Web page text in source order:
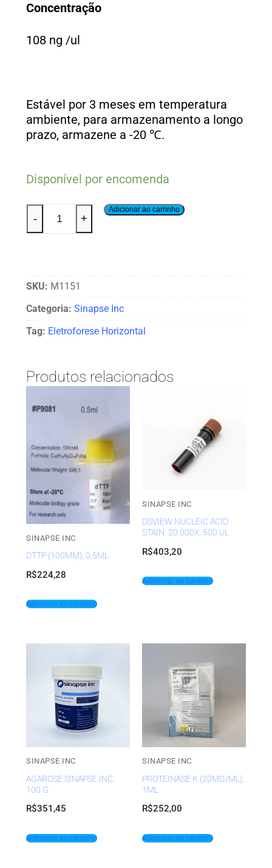
Concentração
108 ng /ul
Estável por 3 meses em temperatura
ambiente, para armazenamento a longo
prazo, armazene a -20 ℃.
Disponível por encomenda
- +
Adicionar ao carrinho
SKU: M1151
Categoria: Sinapse Inc
Tag: Eletroforese Horizontal
Produtos relacionados
SINAPSE INC
DTTP (100MM), 0.5ML
R$224,28
Adicionar ao carrinho
SINAPSE INC
DSVIEW NUCLEIC ACID
STAIN, 20.000X, 500 UL
R$403,20
Adicionar ao carrinho
SINAPSE INC
AGAROSE SINAPSE INC,
100 G
R$351,45
Adicionar ao carrinho
SINAPSE INC
PROTEINASE K (20MG/ML),
1ML
R$252,00
Adicionar ao carrinho